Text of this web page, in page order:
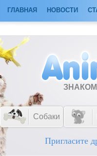
ГЛАВНАЯ НОВОСТИ
Собаки
Пригласите